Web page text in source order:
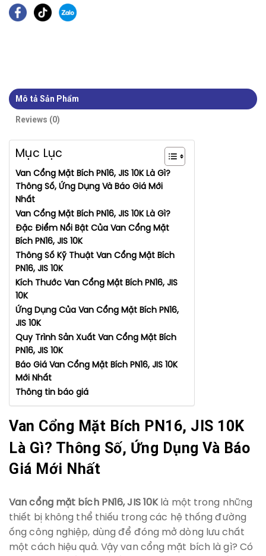
Mô tả Sản Phẩm
Reviews (0)
Mục Lục
Van Cổng Mặt Bích PN16, JIS 10K Là Gì?
Thông Số, Ứng Dụng Và Báo Giá Mới
Nhất
Van Cổng Mặt Bích PN16, JIS 10K Là Gì?
Đặc Điểm Nổi Bật Của Van Cổng Mặt
Bích PN16, JIS 10K
Thông Số Kỹ Thuật Van Cổng Mặt Bích
PN16, JIS 10K
Kích Thước Van Cổng Mặt Bích PN16, JIS
10K
Ứng Dụng Của Van Cổng Mặt Bích PN16,
JIS 10K
Quy Trình Sản Xuất Van Cổng Mặt Bích
PN16, JIS 10K
Báo Giá Van Cổng Mặt Bích PN16, JIS 10K
Mới Nhất
Thông tin báo giá
Van Cổng Mặt Bích PN16, JIS 10K
Là Gì? Thông Số, Ứng Dụng Và Báo
Giá Mới Nhất
Van cổng mặt bích PN16, JIS 10Klà một trong những
thiết bị không thể thiếu trong các hệ thống đường
ống công nghiệp, dùng để đóng mở dòng lưu chất
một cách hiệu quả. Vậy van cổng mặt bích là gì? Có